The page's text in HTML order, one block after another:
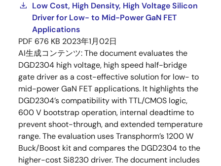
Low Cost, High Density, High Voltage Silicon
Driver for Low- to Mid-Power GaN FET
Applications
PDF 676 KB 2023年1月02日
AI生成コンテンツ:The document evaluates the
DGD2304 high voltage, high speed half-bridge
gate driver as a cost-effective solution for low- to
mid-power GaN FET applications. It highlights the
DGD2304’s compatibility with TTL/CMOS logic,
600 V bootstrap operation, internal deadtime to
prevent shoot-through, and extended temperature
range. The evaluation uses Transphorm’s 1200 W
Buck/Boost kit and compares the DGD2304 to the
higher-cost Si8230 driver. The document includes